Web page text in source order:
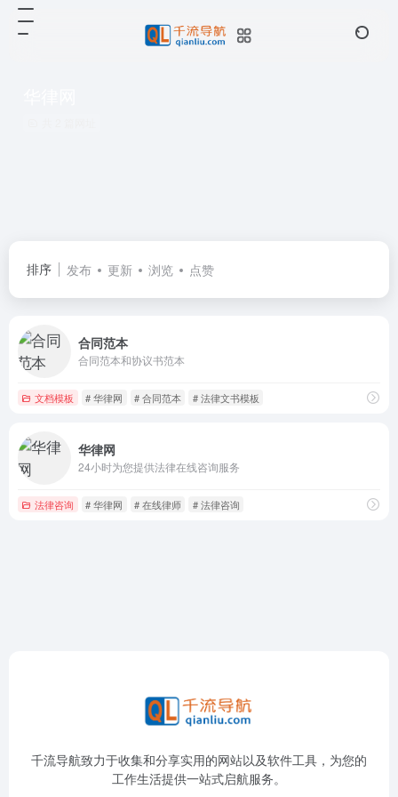
排序 发布 更新 浏览 点赞
合同范本
合同范本和协议书范本
文档模板 # 华律网 # 合同范本 # 法律文书模板
华律网
24小时为您提供法律在线咨询服务
法律咨询 # 华律网 # 在线律师 # 法律咨询
千流导航致力于收集和分享实用的网站以及软件工具，为您的
工作生活提供一站式启航服务。